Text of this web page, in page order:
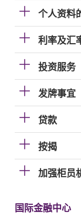
个人资料
利率及汇
投资服务
发牌事宜
贷款
按揭
加强柜员
国际金融中心